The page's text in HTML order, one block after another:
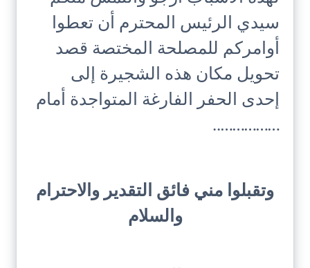
سيدي الرئيس المحترم أن تعطوا
أوامركم للمصلحة المختصة قصد
تحويل مكان هذه الشجيرة إلى
إحدى الحفر الفارغة المتواجدة أمام
……………..
وتقبلوا مني فائق التقدير والاحترام
والسلام